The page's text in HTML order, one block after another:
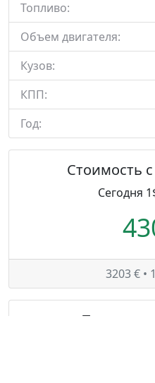
Топливо:
Объем двигателя:
Кузов:
КПП:
Год:
Стоимость
Сегодня
3203 € •